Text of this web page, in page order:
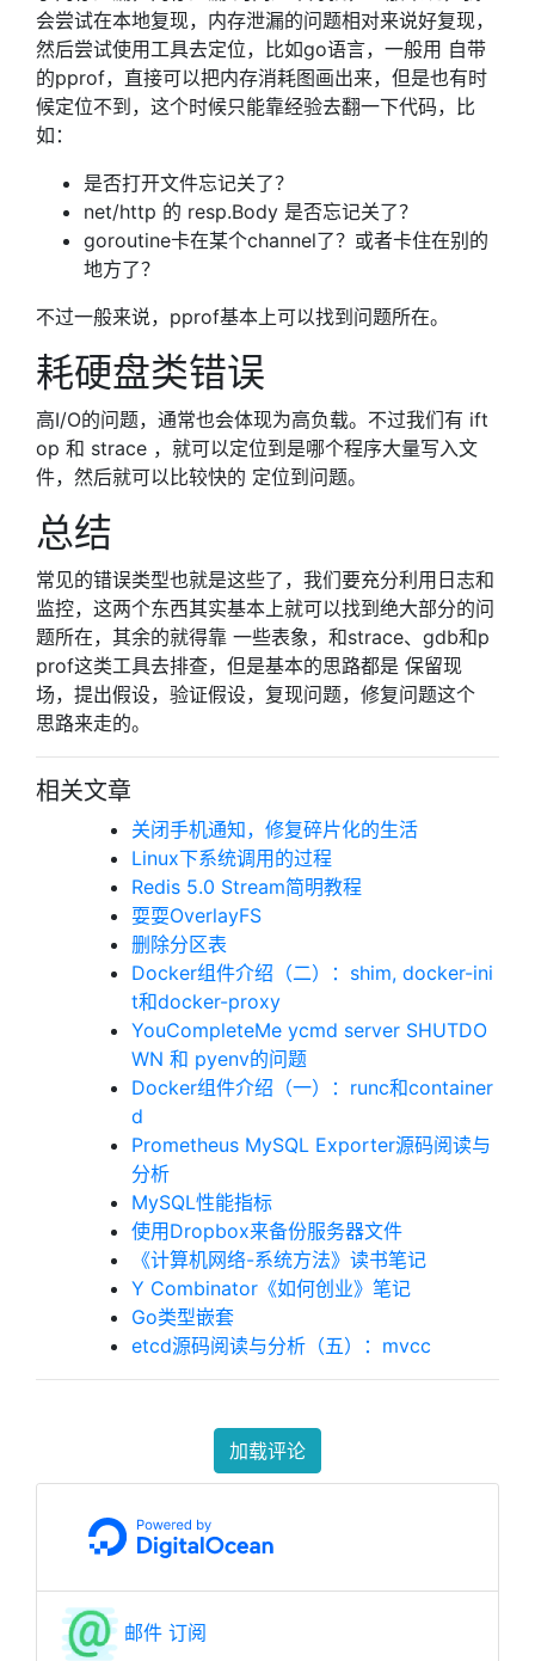
会尝试在本地复现，内存泄漏的问题相对来说好复现，
然后尝试使用工具去定位，比如go语言，一般用 自带
的pprof，直接可以把内存消耗图画出来，但是也有时
候定位不到，这个时候只能靠经验去翻一下代码，比
如：
是否打开文件忘记关了？
net/http 的 resp.Body 是否忘记关了？
goroutine卡在某个channel了？或者卡住在别的
地方了？
不过一般来说，pprof基本上可以找到问题所在。
耗硬盘类错误
高I/O的问题，通常也会体现为高负载。不过我们有 ift
op 和 strace ，就可以定位到是哪个程序大量写入文
件，然后就可以比较快的 定位到问题。
总结
常见的错误类型也就是这些了，我们要充分利用日志和
监控，这两个东西其实基本上就可以找到绝大部分的问
题所在，其余的就得靠 一些表象，和strace、gdb和p
prof这类工具去排查，但是基本的思路都是 保留现
场，提出假设，验证假设，复现问题，修复问题这个
思路来走的。
相关文章
关闭手机通知，修复碎片化的生活
Linux下系统调用的过程
Redis 5.0 Stream简明教程
耍耍OverlayFS
删除分区表
Docker组件介绍（二）：shim, docker-ini
t和docker-proxy
YouCompleteMe ycmd server SHUTDO
WN 和 pyenv的问题
Docker组件介绍（一）：runc和container
d
Prometheus MySQL Exporter源码阅读与
分析
MySQL性能指标
使用Dropbox来备份服务器文件
《计算机网络-系统方法》读书笔记
Y Combinator《如何创业》笔记
Go类型嵌套
etcd源码阅读与分析（五）：mvcc
加载评论
邮件 订阅